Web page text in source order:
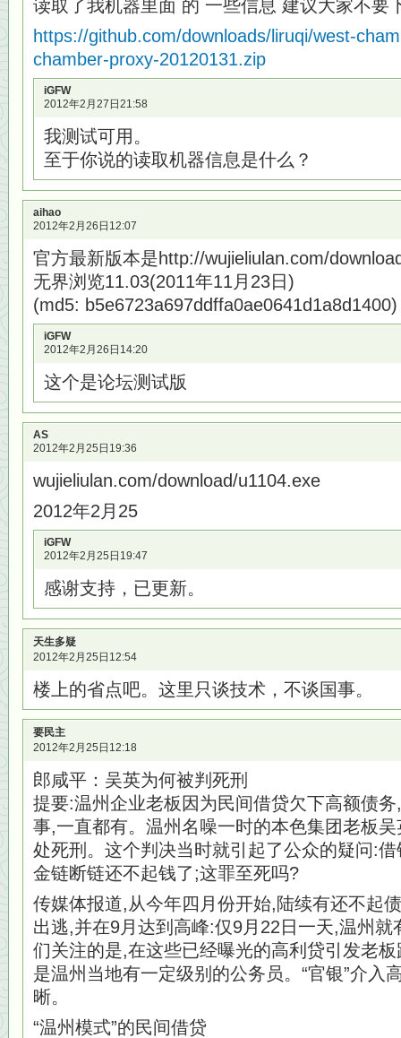
读取了我机器里面 的 一些信息 建议大家不要
https://github.com/downloads/liruqi/west-
chamber-proxy-20120131.zip
iGFW
2012年2月27日21:58
我测试可用。
至于你说的读取机器信息是什么？
aihao
2012年2月26日12:07
官方最新版本是http://wujieliulan.com/
无界浏览11.03(2011年11月23日)
(md5: b5e6723a697ddffa0ae0641d1a8d1400)
iGFW
2012年2月26日14:20
这个是论坛测试版
AS
2012年2月25日19:36
wujieliulan.com/download/u1104.exe
2012年2月25
iGFW
2012年2月25日19:47
感谢支持，已更新。
天生多疑
2012年2月25日12:54
楼上的省点吧。这里只谈技术，不谈国事。
要民主
2012年2月25日12:18
郎咸平：吴英为何被判死刑
提要:温州企业老板因为民间借贷欠下高额债
事,一直都有。温州名噪一时的本色集团老板
处死刑。这个判决当时就引起了公众的疑问:
金链断链还不起钱了;这罪至死吗?
传媒体报道,从今年四月份开始,陆续有还不起
出逃,并在9月达到高峰:仅9月22日一天,温州
们关注的是,在这些已经曝光的高利贷引发老
是温州当地有一定级别的公务员。“官银”介入
晰。
“温州模式”的民间借贷